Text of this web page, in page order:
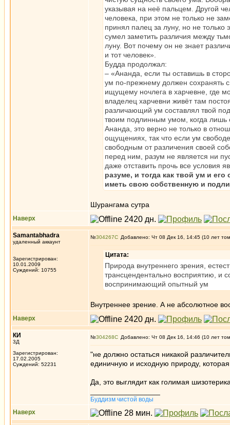
указывая на неё пальцем. Другой
человека, при этом не только не
принял палец за луну, но не
сумел заметить различия между
луну. Вот почему он не знает
и тот человек».
Будда продолжал:
– «Ананда, если ты оставишь в
ум по-прежнему должен сохранять
ищущему ночлега в харчевне, где
владелец харчевни живёт там
различающий ум составлял твой
твоим подлинным умом, когда лишь
Ананда, это верно не только в
ощущениях, так что если ум
свободным от различения своей
перед ним, разум не является ни
даже отставить прочь все условия
разуме, и тогда как твой ум и
иметь свою собственную и
Шурангама сутра
Наверх
Samantabhadra
удаленный аккаунт
Зарегистрирован:
10.01.2009
Суждений: 10755
№304267 Добавлено: Чт 08 Дек 16, 14:45 (10 лет
Цитата:
Природа внутреннего зрения,
трансцендентально восприятию, и
воспринимающий опытный ум
Внутреннее зрение. А не абсолютное
Наверх
КИ
3Д
Зарегистрирован:
17.02.2005
Суждений: 52231
№304268 Добавлено: Чт 08 Дек 16, 14:46 (10 лет
"не должно остаться никакой
единичную и исходную природу,
Да, это выглядит как голимая
Буддизм чистой воды
Наверх